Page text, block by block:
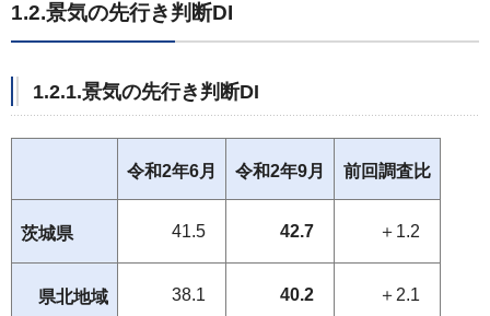
1.2.景気の先行き判断DI
1.2.1.景気の先行き判断DI
令和2年6月 令和2年9月 前回調査比
茨城県 41.5 42.7 ＋1.2
県北地域 38.1 40.2 ＋2.1